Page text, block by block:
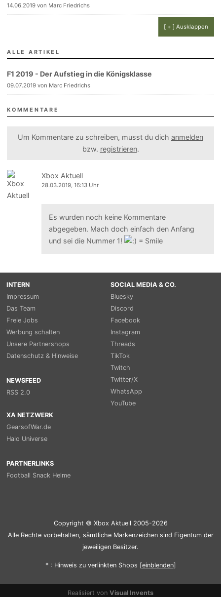
14.06.2019 von Marc Friedrichs
[ + ] Ausklappen
ALLE ARTIKEL
F1 2019 - Der Aufstieg in die Königsklasse
09.07.2019 von Marc Friedrichs
KOMMENTARE
Um Kommentare zu schreiben, musst du dich anmelden
bzw. registrieren.
Xbox Aktuell
28.03.2019, 16:13 Uhr
Es wurden noch keine Kommentare
abgegeben. Mach doch einfach den Anfang
und sei die Nummer 1!
INTERN
Impressum
Das Team
Freie Jobs
Werbung schalten
Unsere Partnershops
Datenschutz & Hinweise
NEWSFEED
RSS 2.0
SOCIAL MEDIA & CO.
Bluesky
Discord
Facebook
Instagram
Threads
TikTok
Twitch
Twitter/X
WhatsApp
YouTube
XA NETZWERK
GearsofWar.de
Halo Universe
PARTNERLINKS
Football Snack Helme
Copyright © Xbox Aktuell 2005-2026
Alle Rechte vorbehalten, sämtliche Markenzeichen sind Eigentum der
jeweiligen Besitzer.
* : Hinweis zu verlinkten Shops [einblenden]
Realisiert von Visual Invents